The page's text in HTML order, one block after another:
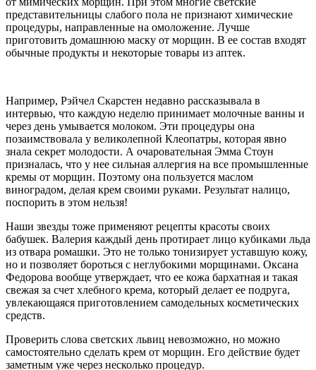
представительницы слабого пола не признают химические
процедуры, направленные на омоложение. Лучше
приготовить домашнюю маску от морщин. В ее состав входят
обычные продукты и некоторые товары из аптек.
Например, Рэйчел Скарстен недавно рассказывала в
интервью, что каждую неделю принимает молочные ванны и
через день умывается молоком. Эти процедуры она
позаимствовала у великолепной Клеопатры, которая явно
знала секрет молодости. А очаровательная Эмма Стоун
призналась, что у нее сильная аллергия на все промышленные
кремы от морщин. Поэтому она пользуется маслом
виноградом, делая крем своими руками. Результат налицо,
поспорить в этом нельзя!
Наши звезды тоже применяют рецепты красоты своих
бабушек. Валерия каждый день протирает лицо кубиками льда
из отвара ромашки. Это не только тонизирует уставшую кожу,
но и позволяет бороться с неглубокими морщинами. Оксана
Федорова вообще утверждает, что ее кожа бархатная и такая
свежая за счет хлебного крема, который делает ее подруга,
увлекающаяся приготовлением самодельных косметических
средств.
Проверить слова светских львиц невозможно, но можно
самостоятельно сделать крем от морщин. Его действие будет
заметным уже через несколько процедур.